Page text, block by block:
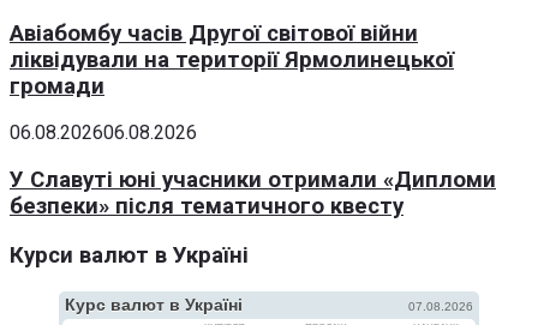
Авіабомбу часів Другої світової війни
ліквідували на території Ярмолинецької
громади
06.08.202606.08.2026
У Славуті юні учасники отримали «Дипломи
безпеки» після тематичного квесту
Курси валют в Україні